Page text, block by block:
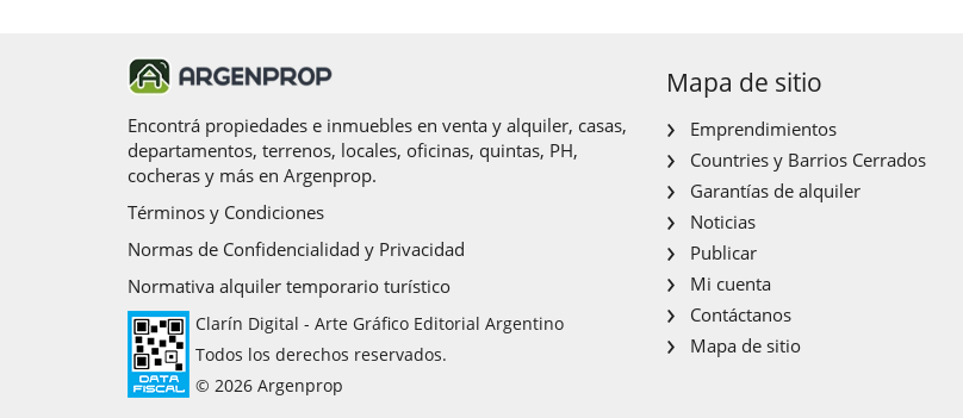
Encontrá propiedades e inmuebles en venta y alquiler, casas,
departamentos, terrenos, locales, oficinas, quintas, PH,
cocheras y más en Argenprop.
Términos y Condiciones
Normas de Confidencialidad y Privacidad
Normativa alquiler temporario turístico
Clarín Digital - Arte Gráfico Editorial Argentino
Todos los derechos reservados.
© 2026 Argenprop
Mapa de sitio
Emprendimientos
Countries y Barrios Cerrados
Garantías de alquiler
Noticias
Publicar
Mi cuenta
Contáctanos
Mapa de sitio